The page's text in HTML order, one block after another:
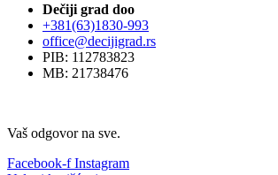
Dečiji grad doo
+381(63)1830-993
office@decijigrad.rs
PIB: 112783823
MB: 21738476
Vaš odgovor na sve.
Facebook-f Instagram